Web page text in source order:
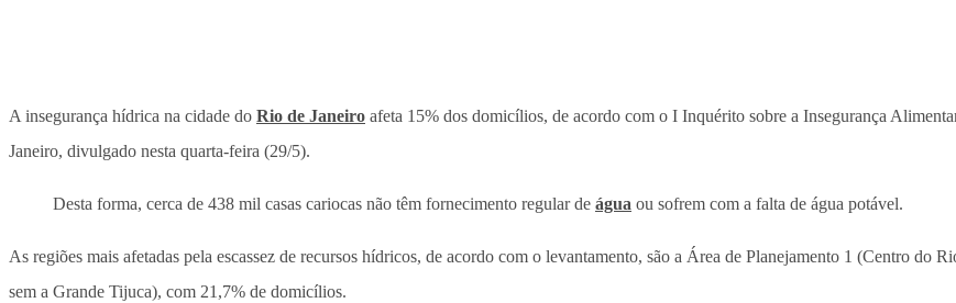
A insegurança hídrica na cidade do Rio de Janeiro afeta 15% dos domicílios, de acordo com o I Inquérito sobre a Insegurança
Janeiro, divulgado nesta quarta-feira (29/5).
Desta forma, cerca de 438 mil casas cariocas não têm fornecimento regular de água ou sofrem com a falta de água potável.
As regiões mais afetadas pela escassez de recursos hídricos, de acordo com o levantamento, são a Área de Planejamento 1 (Centro do
sem a Grande Tijuca), com 21,7% de domicílios.